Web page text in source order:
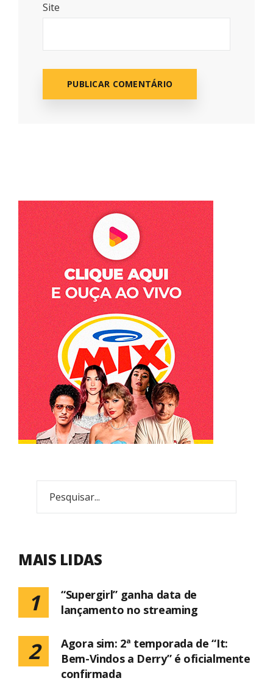
Site
MAIS LIDAS
1
“Supergirl” ganha data de
lançamento no streaming
2
Agora sim: 2ª temporada de “It:
Bem-Vindos a Derry” é oficialmente
confirmada